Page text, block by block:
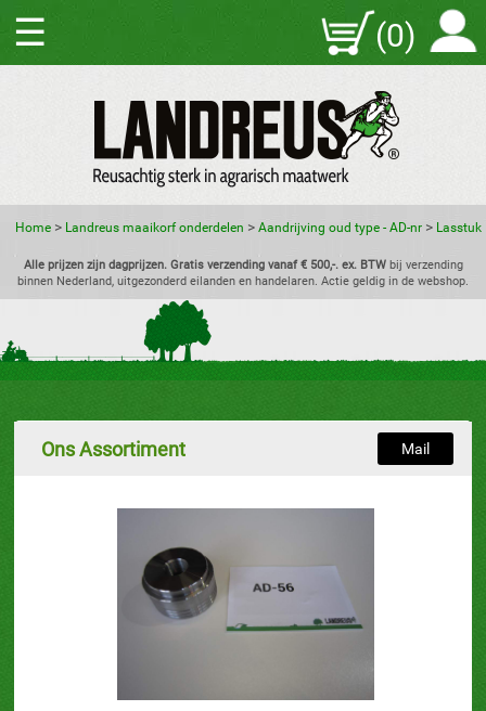
☰ (0)
Home > Landreus maaikorf onderdelen > Aandrijving oud type - AD-nr > Lasstuk
Alle prijzen zijn dagprijzen. Gratis verzending vanaf € 500,-. ex. BTWbij verzending
binnen Nederland, uitgezonderd eilanden en handelaren. Actie geldig in de webshop.
Ons Assortiment Mail